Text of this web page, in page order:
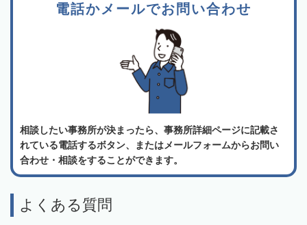
電話かメールでお問い合わせ
相談したい事務所が決まったら、事務所詳細ページに記載さ
れている電話するボタン、またはメールフォームからお問い
合わせ・相談をすることができます。
よくある質問